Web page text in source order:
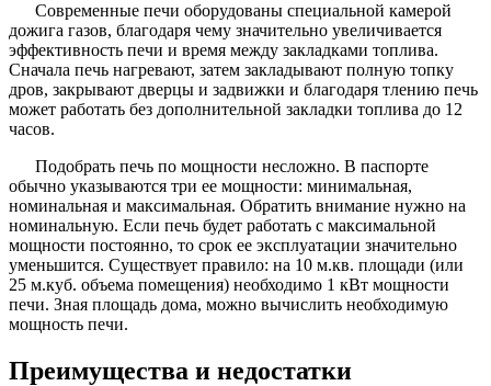
Современные печи оборудованы специальной камерой
дожига газов, благодаря чему значительно увеличивается
эффективность печи и время между закладками топлива.
Сначала печь нагревают, затем закладывают полную топку
дров, закрывают дверцы и задвижки и благодаря тлению печь
может работать без дополнительной закладки топлива до 12
часов.
Подобрать печь по мощности несложно. В паспорте
обычно указываются три ее мощности: минимальная,
номинальная и максимальная. Обратить внимание нужно на
номинальную. Если печь будет работать с максимальной
мощности постоянно, то срок ее эксплуатации значительно
уменьшится. Существует правило: на 10 м.кв. площади (или
25 м.куб. объема помещения) необходимо 1 кВт мощности
печи. Зная площадь дома, можно вычислить необходимую
мощность печи.
Преимущества и недостатки